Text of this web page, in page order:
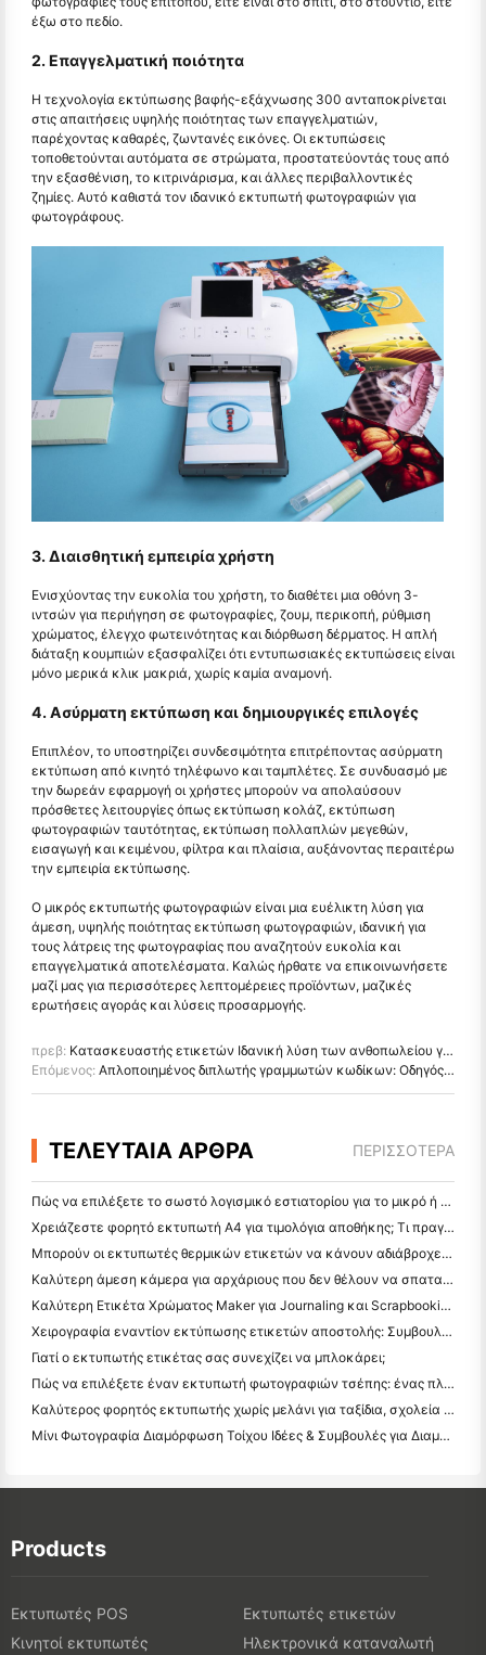
έξω στο πεδίο.
2. Επαγγελματική ποιότητα
Η τεχνολογία εκτύπωσης βαφής-εξάχνωσης 300 ανταποκρίνεται
στις απαιτήσεις υψηλής ποιότητας των επαγγελματιών,
παρέχοντας καθαρές, ζωντανές εικόνες. Οι εκτυπώσεις
τοποθετούνται αυτόματα σε στρώματα, προστατεύοντάς τους από
την εξασθένιση, το κιτρινάρισμα, και άλλες περιβαλλοντικές
ζημίες. Αυτό καθιστά τον ιδανικό εκτυπωτή φωτογραφιών για
φωτογράφους.
3. Διαισθητική εμπειρία χρήστη
Ενισχύοντας την ευκολία του χρήστη, το διαθέτει μια οθόνη 3-
ιντσών για περιήγηση σε φωτογραφίες, ζουμ, περικοπή, ρύθμιση
χρώματος, έλεγχο φωτεινότητας και διόρθωση δέρματος. Η απλή
διάταξη κουμπιών εξασφαλίζει ότι εντυπωσιακές εκτυπώσεις είναι
μόνο μερικά κλικ μακριά, χωρίς καμία αναμονή.
4. Ασύρματη εκτύπωση και δημιουργικές επιλογές
Επιπλέον, το υποστηρίζει συνδεσιμότητα επιτρέποντας ασύρματη
εκτύπωση από κινητό τηλέφωνο και ταμπλέτες. Σε συνδυασμό με
την δωρεάν εφαρμογή οι χρήστες μπορούν να απολαύσουν
πρόσθετες λειτουργίες όπως εκτύπωση κολάζ, εκτύπωση
φωτογραφιών ταυτότητας, εκτύπωση πολλαπλών μεγεθών,
εισαγωγή και κειμένου, φίλτρα και πλαίσια, αυξάνοντας περαιτέρω
την εμπειρία εκτύπωσης.
Ο μικρός εκτυπωτής φωτογραφιών είναι μια ευέλικτη λύση για
άμεση, υψηλής ποιότητας εκτύπωση φωτογραφιών, ιδανική για
τους λάτρεις της φωτογραφίας που αναζητούν ευκολία και
επαγγελματικά αποτελέσματα. Καλώς ήρθατε να επικοινωνήσετε
μαζί μας για περισσότερες λεπτομέρειες προϊόντων, μαζικές
ερωτήσεις αγοράς και λύσεις προσαρμογής.
πρεβ: Κατασκευαστής ετικετών Ιδανική λύση των ανθοπωλείου για τις γρήγορες και εύκολες ετικέτες μηνυμάτων καρτών
Επόμενος: Απλοποιημένος διπλωτής γραμμωτών κωδίκων: Οδηγός για τους συνδυασμούς ανιχνευτών και εκτυπωτών
ΤΕΛΕΥΤΑΙΑ ΑΡΘΡΑ ΠΕΡΙΣΣΌΤΕΡΑ
Πώς να επιλέξετε το σωστό λογισμικό εστιατορίου για το μικρό ή μεσαίο σας εστιατόριο
Χρειάζεστε φορητό εκτυπωτή A4 για τιμολόγια αποθήκης; Τι πραγματικά λειτουργεί
Μπορούν οι εκτυπωτές θερμικών ετικετών να κάνουν αδιάβροχες ετικέτες για προϊόντα μικρών επιχειρήσεων;
Καλύτερη άμεση κάμερα για αρχάριους που δεν θέλουν να σπαταλήσουν χαρτί
Καλύτερη Ετικέτα Χρώματος Maker για Journaling και Scrapbooking: Προσθέστε Περισσότερο Χρώμα σε Κάθε Σελίδα
Χειρογραφία εναντίον εκτύπωσης ετικετών αποστολής: Συμβουλές για τις μικρές επιχειρήσεις το 2026
Γιατί ο εκτυπωτής ετικέτας σας συνεχίζει να μπλοκάρει;
Πώς να επιλέξετε έναν εκτυπωτή φωτογραφιών τσέπης: ένας πλήρης οδηγός για τους χρήστες ημερολογίου, ταξιδιών και iPhone
Καλύτερος φορητός εκτυπωτής χωρίς μελάνι για ταξίδια, σχολεία και κινητή εργασία: Hanin MT620 Pro Review
Μίνι Φωτογραφία Διαμόρφωση Τοίχου Ιδέες & Συμβουλές για Διαμόρφωση Υπνοδωματίου και Κοιτώνα
Products
Εκτυπωτές POS
Εκτυπωτές ετικετών
Κινητοί εκτυπωτές
Ηλεκτρονικά καταναλωτή